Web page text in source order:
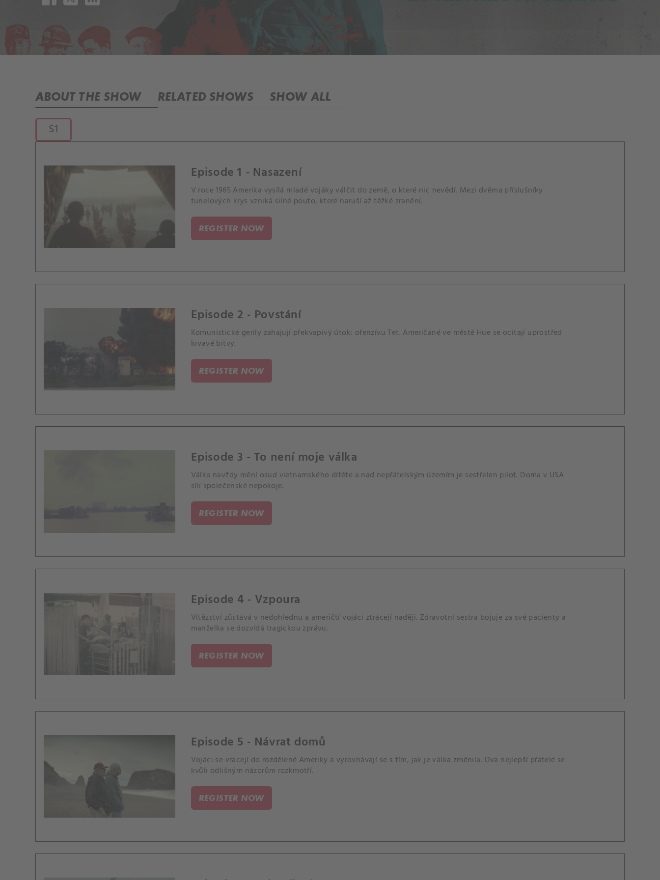
ABOUT THE SHOW RELATED SHOWS SHOW ALL
S1
Episode 1 - Nasazení
V roce 1965 Amerika vysílá mladé vojáky válčit do země, o které nic nevědí. Mezi dvěma příslušníky
tunelových krys vzniká silné pouto, které naruší až těžké zranění.
REGISTER NOW
Episode 2 - Povstání
Komunistické gerily zahajují překvapivý útok: ofenzívu Tet. Američané ve městě Hue se ocitají uprostřed
krvavé bitvy.
REGISTER NOW
Episode 3 - To není moje válka
Válka navždy mění osud vietnamského dítěte a nad nepřátelským územím je sestřelen pilot. Doma v USA
sílí společenské nepokoje.
REGISTER NOW
Episode 4 - Vzpoura
Vítězství zůstává v nedohlednu a američtí vojáci ztrácejí naději. Zdravotní sestra bojuje za své pacienty a
manželka se dozvídá tragickou zprávu.
REGISTER NOW
Episode 5 - Návrat domů
Vojáci se vracejí do rozdělené Ameriky a vyrovnávají se s tím, jak je válka změnila. Dva nejlepší přátelé se
kvůli odlišným názorům rozkmotří.
REGISTER NOW